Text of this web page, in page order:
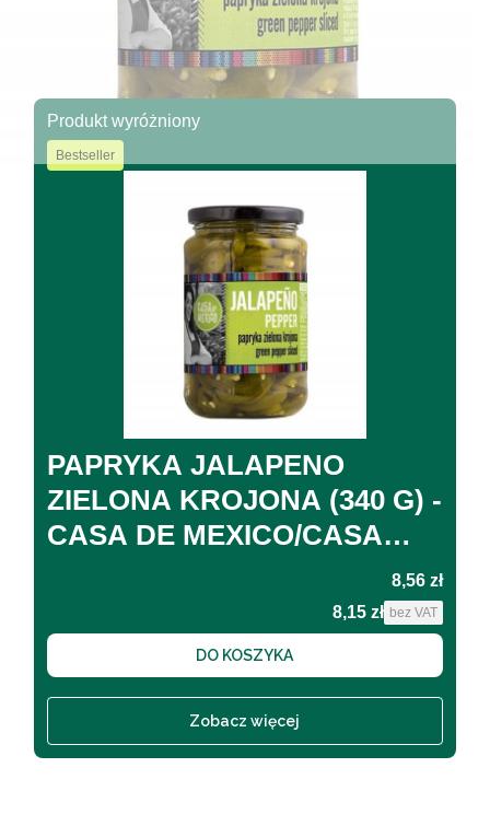
Produkt wyróżniony
Bestseller
PAPRYKA JALAPENO
ZIELONA KROJONA (340 G) -
CASA DE MEXICO/CASA
Cena
8,56 zł
Cena
8,15 zł bez VAT
DO KOSZYKA
Zobacz więcej